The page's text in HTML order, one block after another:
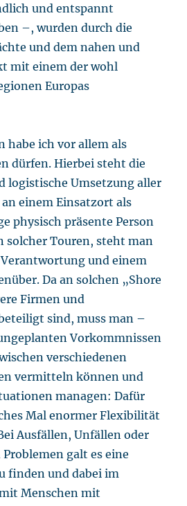
und entspannt
–, wurden durch die
und dem nahen und
mit einem der wohl
Europas
habe ich vor allem als
dürfen. Hierbei steht die
logistische Umsetzung aller
einem Einsatzort als
physisch präsente Person
solcher Touren, steht man
und einem
Da an solchen „Shore
Firmen und
sind, muss man –
Vorkommnissen
verschiedenen
vermitteln können und
managen: Dafür
Mal enormer Flexibilität
Ausfällen, Unfällen oder
galt es eine
finden und dabei im
Menschen mit